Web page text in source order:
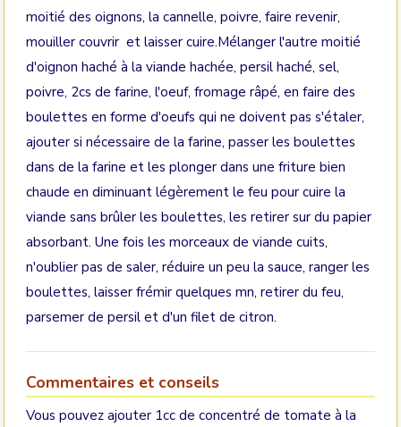
moitié des oignons, la cannelle, poivre, faire revenir,
mouiller couvrir et laisser cuire.Mélanger l'autre moitié
d'oignon haché à la viande hachée, persil haché, sel,
poivre, 2cs de farine, l'oeuf, fromage râpé, en faire des
boulettes en forme d'oeufs qui ne doivent pas s'étaler,
ajouter si nécessaire de la farine, passer les boulettes
dans de la farine et les plonger dans une friture bien
chaude en diminuant légèrement le feu pour cuire la
viande sans brûler les boulettes, les retirer sur du papier
absorbant. Une fois les morceaux de viande cuits,
n'oublier pas de saler, réduire un peu la sauce, ranger les
boulettes, laisser frémir quelques mn, retirer du feu,
parsemer de persil et d'un filet de citron.
Commentaires et conseils
Vous pouvez ajouter 1cc de concentré de tomate à la